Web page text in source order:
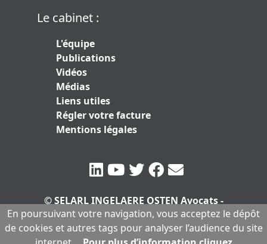
Le cabinet :
L'équipe
Publications
Vidéos
Médias
Liens utiles
Régler votre facture
Mentions légales
© SELARL INGELAERE OSTEN Avocats -
SERLARL au capital de 10.000 euros|
Mentions légales
En poursuivant votre navigation, vous acceptez le dépôt
de cookies et autres tags pour analyser l’audience du site